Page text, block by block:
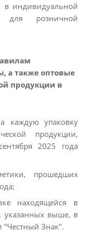
в индивидуальной
для розничной
а также оптовые
продукции в
каждую упаковку
продукции,
2025 года
прошедших
находящейся в
указанных выше, в
"Честный Знак".